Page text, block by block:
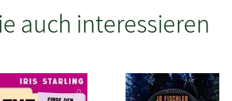
auch interessieren